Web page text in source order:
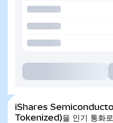
iShares
Tokenized)을 인기 통화로